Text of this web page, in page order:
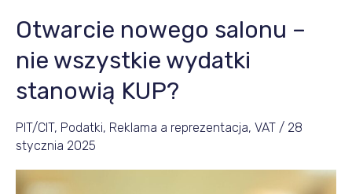
Otwarcie nowego salonu –
nie wszystkie wydatki
stanowią KUP?
PIT/CIT, Podatki, Reklama a reprezentacja, VAT / 28
stycznia 2025
Otwarcie
nowego
salonu
–
wszystkie
stanowią